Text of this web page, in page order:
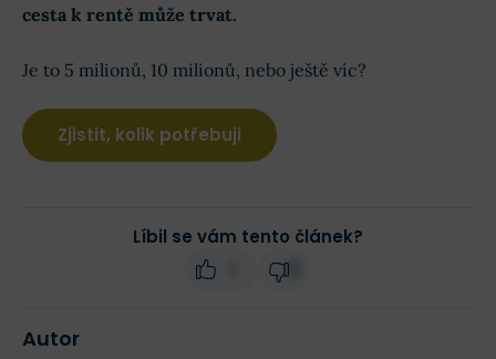
cesta k rentě může trvat.
Je to 5 milionů, 10 milionů, nebo ještě víc?
Zjistit, kolik potřebuji
Líbil se vám tento článek?
Autor